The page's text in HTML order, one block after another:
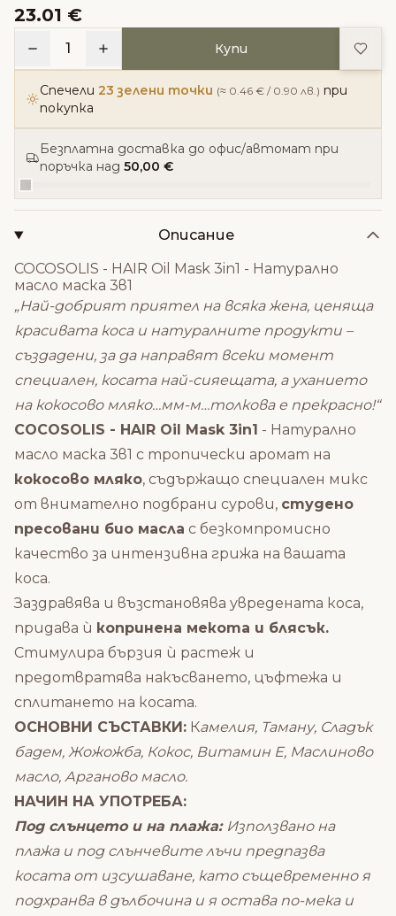
23.01 €
1 Купи
Спечели 23 зелени точки (≈ 0.46 € / 0.90 лв.) при
покупка
Безплатна доставка до офис/автомат при
поръчка над 50,00 €
Описание
COCOSOLIS - HAIR Oil Mask 3in1 - Натурално
масло маска 3в1
„Най-добрият приятел на всяка жена, ценяща
красивата коса и натуралните продукти –
създадени, за да направят всеки момент
специален, косата най-сияещата, а уханието
на кокосово мляко…мм-м…толкова е прекрасно!“
COCOSOLIS - HAIR Oil Mask 3in1 - Натурално
масло маска 3в1 с тропически аромат на
кокосово мляко, съдържащо специален микс
от внимателно подбрани сурови, студено
пресовани био масла с безкомпромисно
качество за интензивна грижа на вашата
коса.
Заздравява и възстановява увредената коса,
придава ѝ копринена мекота и блясък.
Стимулира бързия ѝ растеж и
предотвратява накъсването, цъфтежа и
сплитането на косата.
ОСНОВНИ СЪСТАВКИ: Камелия, Таману, Сладък
бадем, Жожожба, Кокос, Витамин Е, Маслиново
масло, Арганово масло.
НАЧИН НА УПОТРЕБА:
Под слънцето и на плажа: Използвано на
плажа и под слънчевите лъчи предпазва
косата от изсушаване, като същевременно я
подхранва в дълбочина и я остава по-мека и